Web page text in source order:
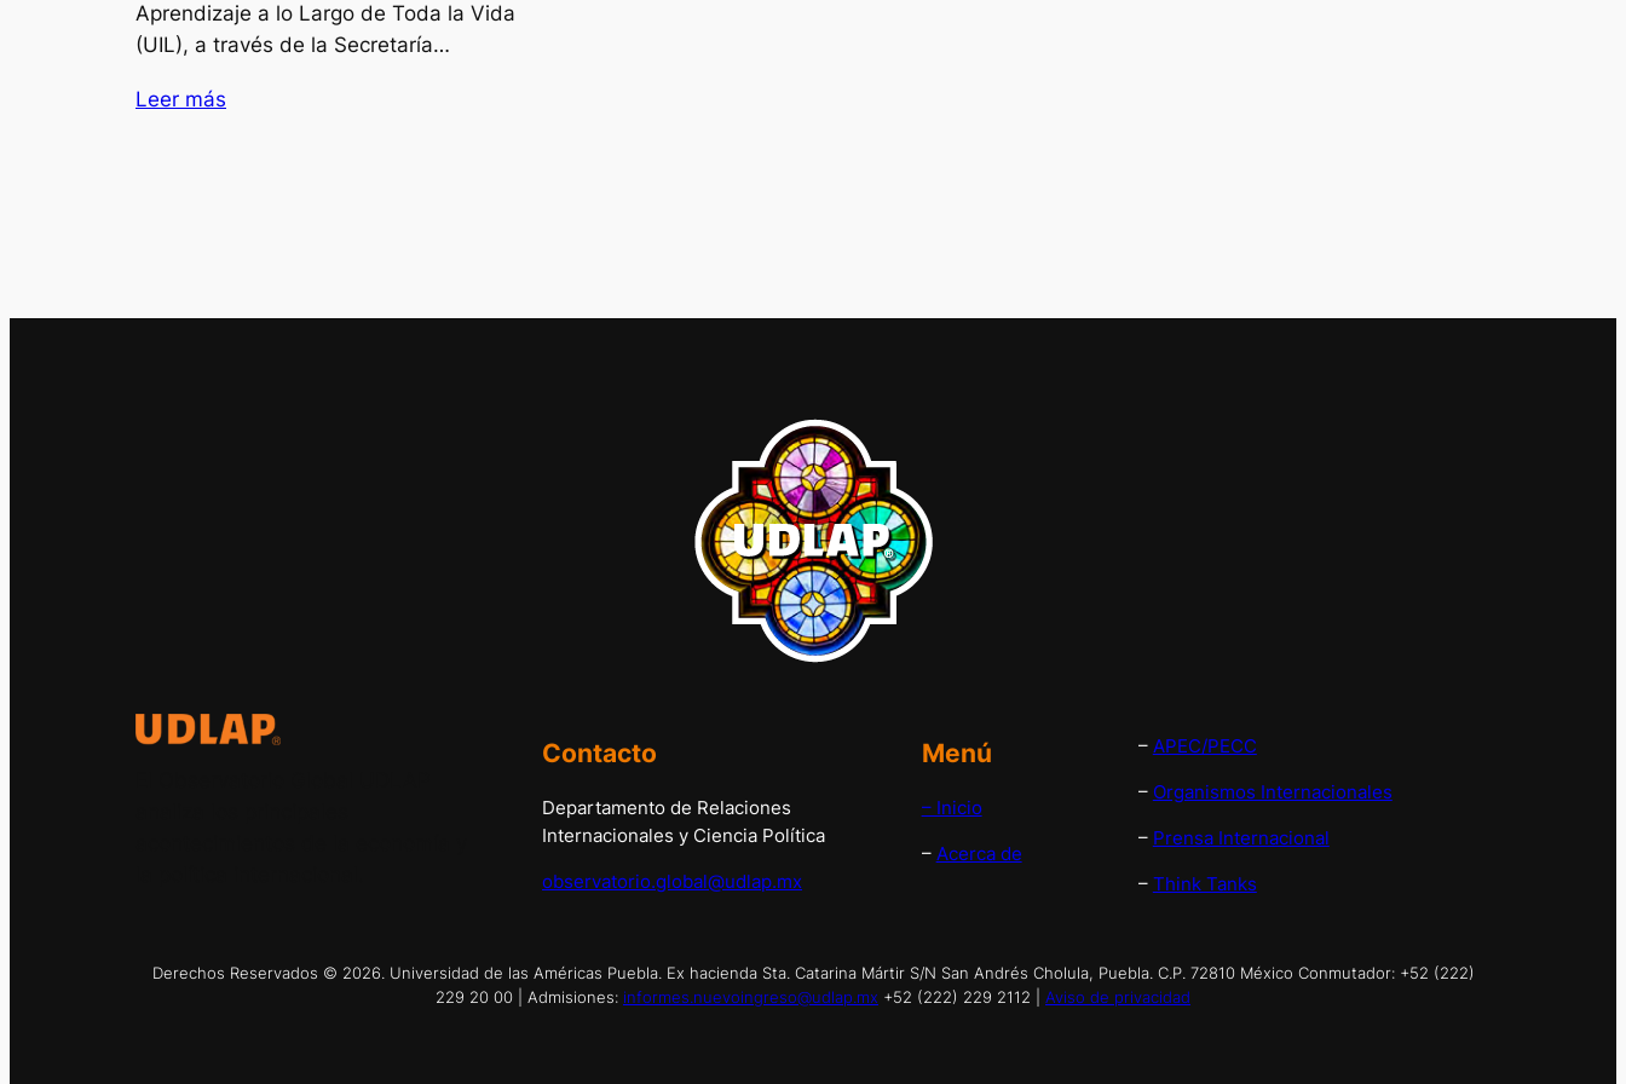
Aprendizaje a lo Largo de Toda la Vida
(UIL), a través de la Secretaría…
Leer más
Contacto
Departamento de Relaciones
Internacionales y Ciencia Política
observatorio.global@udlap.mx
Menú
– Inicio
– Acerca de
– APEC/PECC
– Organismos Internacionales
– Prensa Internacional
– Think Tanks
Derechos Reservados © 2026. Universidad de las Américas Puebla. Ex hacienda Sta. Catarina Mártir S/N San Andrés Cholula, Puebla. C.P. 72810 México Conmutador: +52 (222)
229 20 00 | Admisiones: informes.nuevoingreso@udlap.mx +52 (222) 229 2112 | Aviso de privacidad